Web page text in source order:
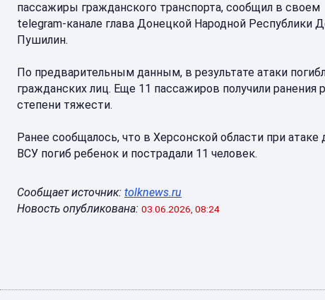
пассажиры гражданского транспорта, сообщил в своем
telegram-канале глава Донецкой Народной Республики
Пушилин.
По предварительным данным, в результате атаки
гражданских лиц. Еще 11 пассажиров получили ранения
степени тяжести.
Ранее сообщалось, что в Херсонской области при атаке
ВСУ погиб ребенок и пострадали 11 человек.
Сообщает источник: tolknews.ru
Новость опубликована: 03.06.2026, 08:24